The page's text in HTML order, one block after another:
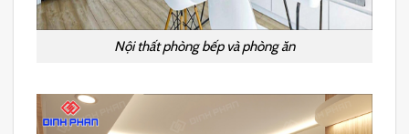
Nội thất phòng bếp và phòng ăn